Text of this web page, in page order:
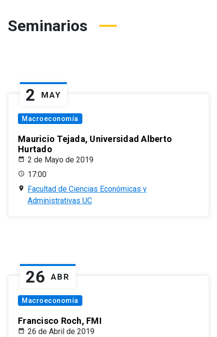
Seminarios
2 MAY
Macroeconomía
Mauricio Tejada, Universidad Alberto
Hurtado
2 de Mayo de 2019
17:00
Facultad de Ciencias Económicas y
Administrativas UC
26 ABR
Macroeconomía
Francisco Roch, FMI
26 de Abril de 2019